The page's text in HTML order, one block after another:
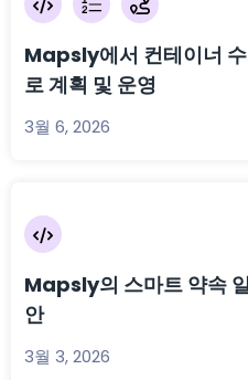
Mapsly에서 컨테이너
로 계획 및 운영
3월 6, 2026
Mapsly의 스마트 약속
안
3월 3, 2026